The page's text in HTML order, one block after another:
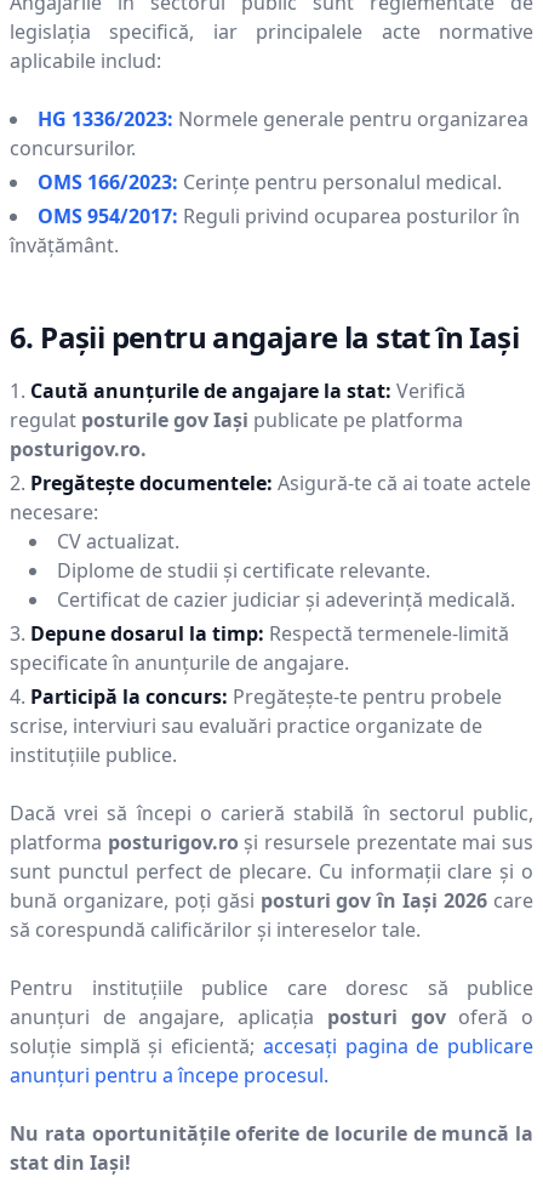
legislația specifică, iar principalele acte normative
aplicabile includ:
HG 1336/2023: Normele generale pentru organizarea
concursurilor.
OMS 166/2023: Cerințe pentru personalul medical.
OMS 954/2017: Reguli privind ocuparea posturilor în
învățământ.
6. Pașii pentru angajare la stat înIaşi
Caută anunțurile de angajare la stat: Verifică
regulat posturile govIaşi publicate pe platforma
posturigov.ro.
Pregătește documentele: Asigură-te că ai toate actele
necesare:
CV actualizat.
Diplome de studii și certificate relevante.
Certificat de cazier judiciar și adeverință medicală.
Depune dosarul la timp: Respectă termenele-limită
specificate în anunțurile de angajare.
Participă la concurs: Pregătește-te pentru probele
scrise, interviuri sau evaluări practice organizate de
instituțiile publice.
Dacă vrei să începi o carieră stabilă în sectorul public,
platforma posturigov.roși resursele prezentate mai sus
sunt punctul perfect de plecare. Cu informații clare și o
bună organizare, poți găsi posturi gov înIaşi 2026 care
să corespundă calificărilor și intereselor tale.
Pentru instituțiile publice care doresc să publice
anunțuri de angajare, aplicația posturi govoferă o
soluție simplă și eficientă; accesați pagina de publicare
anunțuri pentru a începe procesul.
Nu rata oportunitățile oferite de locurile de muncă la
stat din Iaşi!